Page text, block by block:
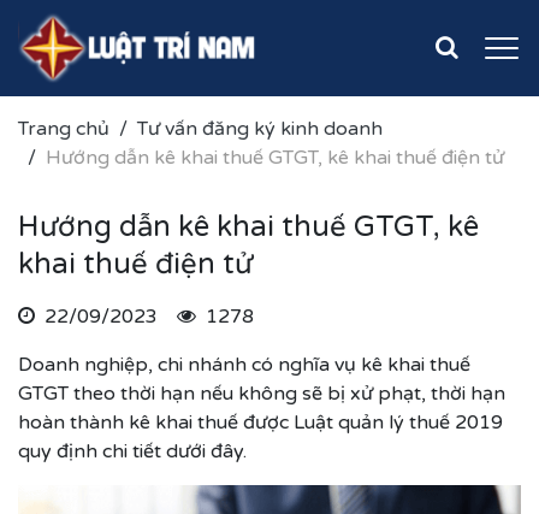
Trang chủ
Tư vấn đăng ký kinh doanh
Hướng dẫn kê khai thuế GTGT, kê khai thuế điện tử
Hướng dẫn kê khai thuế GTGT, kê
khai thuế điện tử
22/09/2023
1278
Doanh nghiệp, chi nhánh có nghĩa vụ kê khai thuế
GTGT theo thời hạn nếu không sẽ bị xử phạt, thời hạn
hoàn thành kê khai thuế được Luật quản lý thuế 2019
quy định chi tiết dưới đây.